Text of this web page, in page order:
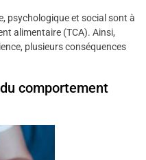
psychologique et social sont à
alimentaire (TCA). Ainsi,
plusieurs conséquences
comportement